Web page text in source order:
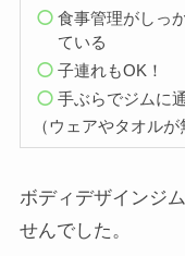
食事管理がしっ
ている
子連れもOK！
手ぶらでジムに
（ウェアやタオルが
ボディデザインジ
せんでした。